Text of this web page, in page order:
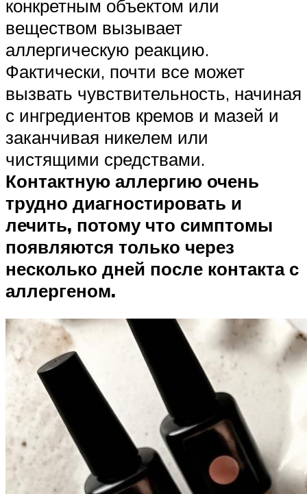
конкретным объектом или
веществом вызывает
аллергическую реакцию.
Фактически, почти все может
вызвать чувствительность, начиная
с ингредиентов кремов и мазей и
заканчивая никелем или
чистящими средствами.
Контактную аллергию очень
трудно диагностировать и
лечить, потому что симптомы
появляются только через
несколько дней после контакта с
аллергеном.